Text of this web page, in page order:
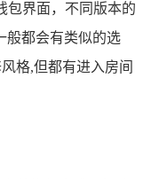
包界面，不同版本的
般都会有类似的选
格,但都有进入房间